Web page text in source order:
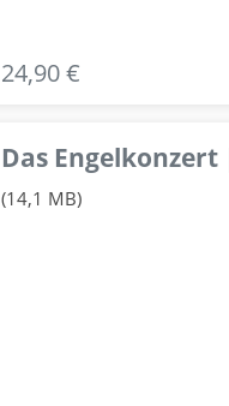
24,90 €
Das
(14,1 MB)